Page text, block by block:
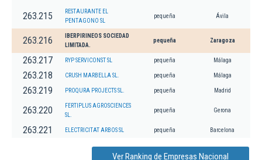
263.215
RESTAURANTE EL
PENTAGONO SL
pequeña Ávila
263.216
IBERPIRINEOS SOCIEDAD
LIMITADA.
pequeña Zaragoza
263.217 RYP SERVICONST SL pequeña Málaga
263.218 CRUSH MARBELLA SL. pequeña Málaga
263.219 PROQURA PROJECTS SL. pequeña Madrid
263.220
FERTIPLUS AGROSCIENCES
SL.
pequeña Gerona
263.221 ELECTRICITAT ARBOS SL pequeña Barcelona
Ver Ranking de Empresas Nacional